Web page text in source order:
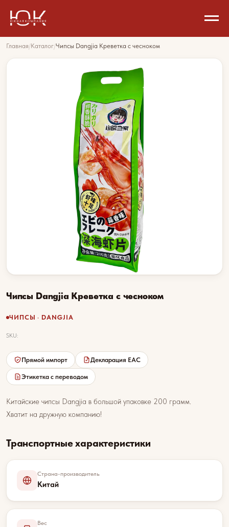
Главная/Каталог/Чипсы Dangjia Креветка с чесноком
Чипсы Dangjia Креветка с чесноком
ЧИПСЫ · DANGJIA
SKU:
Прямой импорт Декларация EAC
Этикетка с переводом
Китайские чипсы Dangjia в большой упаковке 200 грамм.
Хватит на дружную компанию!
Транспортные характеристики
Страна-производитель
Китай
Вес